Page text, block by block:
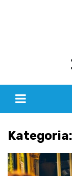
Kategoria: